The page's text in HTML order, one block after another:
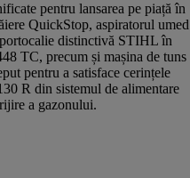
pentru lansarea pe piață în
QuickStop, aspiratorul umed
distinctivă STIHL în
TC, precum și mașina de tuns
pentru a satisface cerințele
R din sistemul de alimentare
a gazonului.